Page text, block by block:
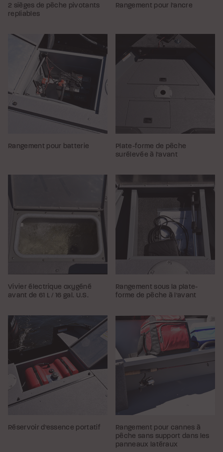
2 sièges de pêche pivotants
repliables
Rangement pour l'ancre
Rangement pour batterie
Plate-forme de pêche
surélevée à l'avant
Vivier électrique oxygéné
avant de 61 L / 16 gal. U.S.
Rangement sous la plate-
forme de pêche à l'avant
Réservoir d'essence portatif
Rangement pour cannes à
pêche sans support dans les
panneaux latéraux